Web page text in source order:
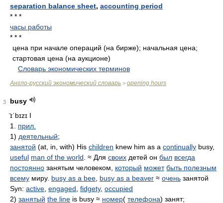
separation balance sheet, accounting period
* * *
часы работы
* * *
цена при начале операций (на бирже); начальная цена;
стартовая цена (на аукционе)
Словарь экономических терминов
Англо-русский экономический словарь > opening hours
3
busy
̈ɪˈbɪzɪ I
1. прил.
1) деятельный;
занятой (at, in, with) His children knew him as a continually busy,
useful man of the world . ≈ Для своих детей он был всегда
постоянно занятым человеком, который может быть полезным
всему миру. busy as a bee busy as a beaver ≈ очень занятой
Syn: active engaged fidgety, occupied
2) занятый the line is busy ≈ номер( телефона) занят;